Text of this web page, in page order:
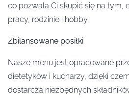
co pozwala Ci skupić się na tym,
pracy, rodzinie i hobby.
Zbilansowane posiłki
Nasze menu jest opracowane
dietetyków i kucharzy, dzięki
dostarcza niezbędnych